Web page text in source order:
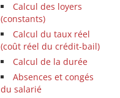
Calcul des loyers
(constants)
Calcul du taux réel
(coût réel du crédit-bail)
Calcul de la durée
Absences et congés
du salarié